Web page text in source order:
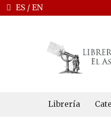
ES / EN
Librería